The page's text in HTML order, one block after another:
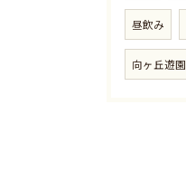
昼飲み
向ヶ丘遊園